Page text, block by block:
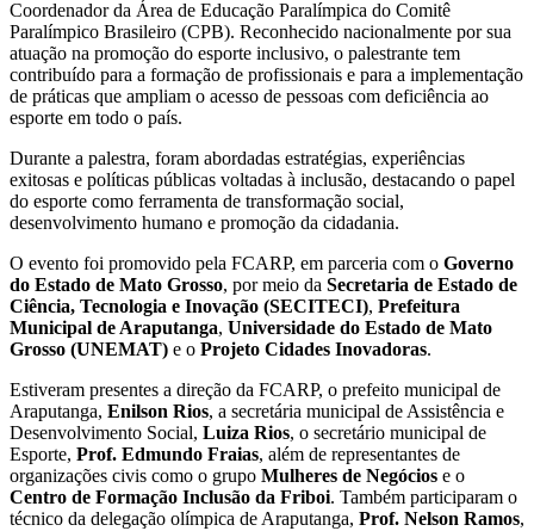
Coordenador da Área de Educação Paralímpica do Comitê
Paralímpico Brasileiro (CPB). Reconhecido nacionalmente por sua
atuação na promoção do esporte inclusivo, o palestrante tem
contribuído para a formação de profissionais e para a implementação
de práticas que ampliam o acesso de pessoas com deficiência ao
esporte em todo o país.
Durante a palestra, foram abordadas estratégias, experiências
exitosas e políticas públicas voltadas à inclusão, destacando o papel
do esporte como ferramenta de transformação social,
desenvolvimento humano e promoção da cidadania.
O evento foi promovido pela FCARP, em parceria com o Governo
do Estado de Mato Grosso, por meio da Secretaria de Estado de
Ciência, Tecnologia e Inovação (SECITECI), Prefeitura
Municipal de Araputanga, Universidade do Estado de Mato
Grosso (UNEMAT) e o Projeto Cidades Inovadoras.
Estiveram presentes a direção da FCARP, o prefeito municipal de
Araputanga, Enilson Rios, a secretária municipal de Assistência e
Desenvolvimento Social, Luiza Rios, o secretário municipal de
Esporte, Prof. Edmundo Fraias, além de representantes de
organizações civis como o grupo Mulheres de Negócios e o
Centro de Formação Inclusão da Friboi. Também participaram o
técnico da delegação olímpica de Araputanga, Prof. Nelson Ramos,